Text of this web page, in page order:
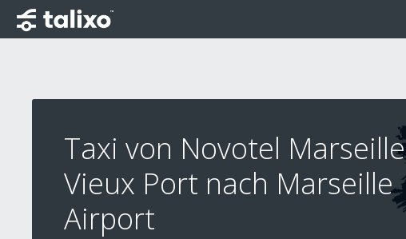
Taxi von Novotel Marseille
Vieux Port nach Marseille
Airport